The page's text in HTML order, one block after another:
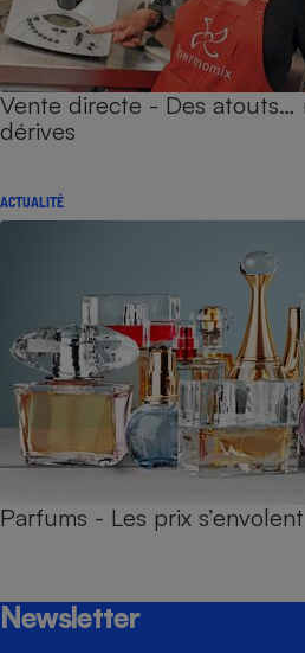
Vente directe - Des atouts…
dérives
ACTUALITÉ
Parfums - Les prix s’envolent
Newsletter